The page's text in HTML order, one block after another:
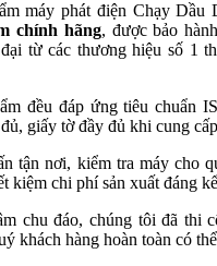
máy phát điện Chạy Dầu
chính hãng, được bảo
từ các thương hiệu số 1
đều đáp ứng tiêu chuẩn
giấy tờ đầy đủ khi cung cấp
tận nơi, kiểm tra máy cho
kiệm chi phí sản xuất đáng kể
chu đáo, chúng tôi đã thi
khách hàng hoàn toàn có